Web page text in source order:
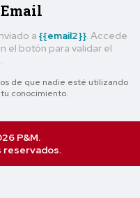
a {{email2}} . Accede
el botón para validar el
de que nadie esté utilizando
conocimiento.
P&M.
reservados.